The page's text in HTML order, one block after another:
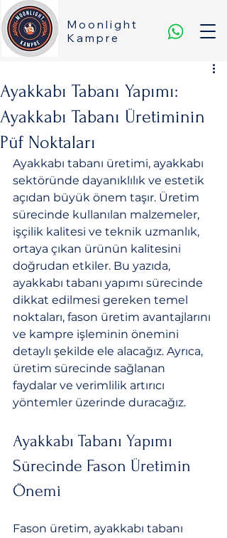
Moonlight
Kampre
Ayakkabı Tabanı Yapımı:
Ayakkabı Tabanı Üretiminin
Püf Noktaları
Ayakkabı tabanı üretimi, ayakkabı
sektöründe dayanıklılık ve estetik
açıdan büyük önem taşır. Üretim
sürecinde kullanılan malzemeler,
işçilik kalitesi ve teknik uzmanlık,
ortaya çıkan ürünün kalitesini
doğrudan etkiler. Bu yazıda,
ayakkabı tabanı yapımı sürecinde
dikkat edilmesi gereken temel
noktaları, fason üretim avantajlarını
ve kampre işleminin önemini
detaylı şekilde ele alacağız. Ayrıca,
üretim sürecinde sağlanan
faydalar ve verimlilik artırıcı
yöntemler üzerinde duracağız.
Ayakkabı Tabanı Yapımı
Sürecinde Fason Üretimin
Önemi
Fason üretim, ayakkabı tabanı